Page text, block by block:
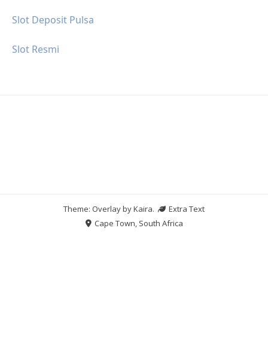
Slot Deposit Pulsa
Slot Resmi
Theme: Overlay byKaira.
Extra Text
Cape Town, South Africa